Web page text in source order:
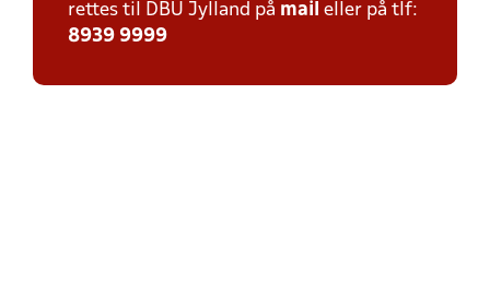
rettes til DBU Jylland på mail eller på tlf:
8939 9999